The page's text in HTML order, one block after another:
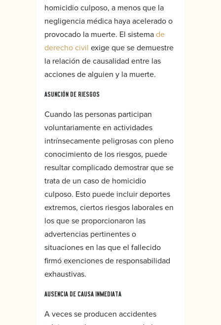
homicidio culposo, a menos que la
negligencia médica haya acelerado o
provocado la muerte. El sistemade
derecho civil exige que se demuestre
la relación de causalidad entre las
acciones de alguien y la muerte.
ASUNCIÓN DE RIESGOS
Cuando las personas participan
voluntariamente en actividades
intrínsecamente peligrosas con pleno
conocimiento de los riesgos, puede
resultar complicado demostrar que se
trata de un caso de homicidio
culposo. Esto puede incluir deportes
extremos, ciertos riesgos laborales en
los que se proporcionaron las
advertencias pertinentes o
situaciones en las que el fallecido
firmó exenciones de responsabilidad
exhaustivas.
AUSENCIA DE CAUSA INMEDIATA
A veces se producen accidentes